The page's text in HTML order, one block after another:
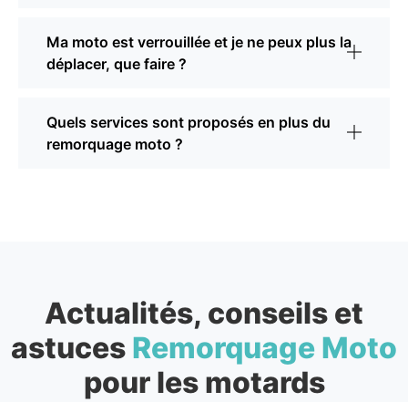
Ma moto est verrouillée et je ne peux plus la
déplacer, que faire ?
Quels services sont proposés en plus du
remorquage moto ?
Actualités, conseils et
astuces Remorquage Moto
pour les motards